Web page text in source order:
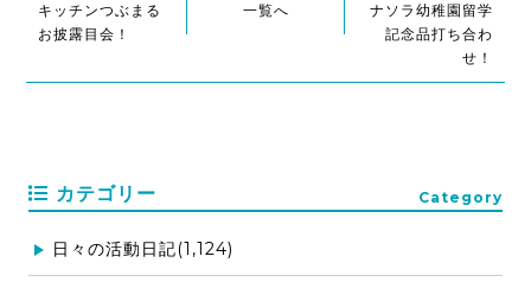
キッチンつぶまる
お披露目会！
一覧へ
ナソラ幼稚園留学
記念品打ち合わ
せ！
カテゴリー Category
日々の活動日記(1,124)